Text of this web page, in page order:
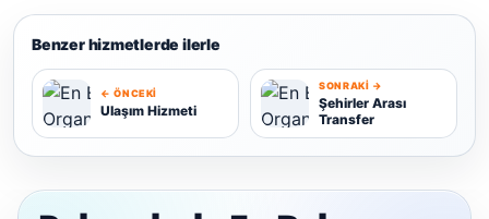
Benzer hizmetlerde ilerle
U
← ÖNCEKI
Ulaşım Hizmeti
Ş
SONRAKI →
Şehirler Arası
Transfer